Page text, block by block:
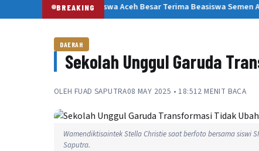
BREAKING
300 Pelajar dan Mahasiswa Aceh Besar Terima Beasiswa Semen
DAERAH
Sekolah Unggul Garuda
OLEH FUAD SAPUTRA08 MAY 2025 • 18:512 MENIT BACA
Wamendiktisaintek Stella Christie saat berfoto bersama siswi
Saputra.